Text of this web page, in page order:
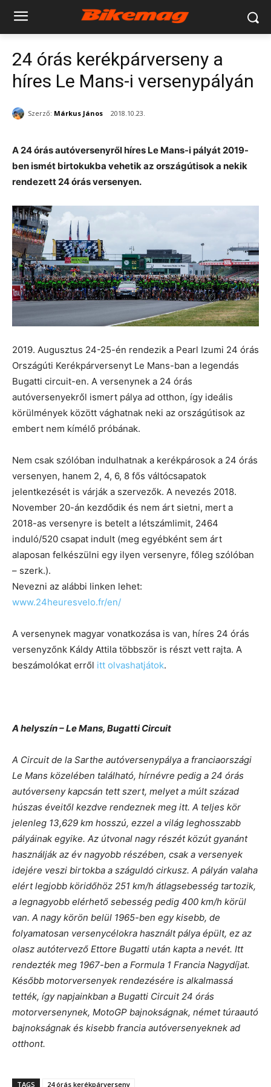
24 órás kerékpárverseny a
híres Le Mans-i versenypályán
Szerző: Márkus János 2018.10.23.
A 24 órás autóversenyről híres Le Mans-i pályát 2019-
ben ismét birtokukba vehetik az országútisok a nekik
rendezett 24 órás versenyen.
2019. Augusztus 24-25-én rendezik a Pearl Izumi 24 órás
Országúti Kerékpárversenyt Le Mans-ban a legendás
Bugatti circuit-en. A versenynek a 24 órás
autóversenyekről ismert pálya ad otthon, így ideális
körülmények között vághatnak neki az országútisok az
embert nem kímélő próbának.
Nem csak szólóban indulhatnak a kerékpárosok a 24 órás
versenyen, hanem 2, 4, 6, 8 fős váltócsapatok
jelentkezését is várják a szervezők. A nevezés 2018.
November 20-án kezdődik és nem árt sietni, mert a
2018-as versenyre is betelt a létszámlimit, 2464
induló/520 csapat indult (meg egyébként sem árt
alaposan felkészülni egy ilyen versenyre, főleg szólóban
– szerk.).
Nevezni az alábbi linken lehet:
www.24heuresvelo.fr/en/
A versenynek magyar vonatkozása is van, híres 24 órás
versenyzőnk Káldy Attila többször is részt vett rajta. A
beszámolókat erről itt olvashatjátok.
A helyszín – Le Mans, Bugatti Circuit
A Circuit de la Sarthe autóversenypálya a franciaországi
Le Mans közelében található, hírnévre pedig a 24 órás
autóverseny kapcsán tett szert, melyet a múlt század
húszas éveitől kezdve rendeznek meg itt. A teljes kör
jelenleg 13,629 km hosszú, ezzel a világ leghosszabb
pályáinak egyike. Az útvonal nagy részét közút gyanánt
használják az év nagyobb részében, csak a versenyek
idejére veszi birtokba a száguldó cirkusz. A pályán valaha
elért legjobb köridőhöz 251 km/h átlagsebesség tartozik,
a legnagyobb elérhető sebesség pedig 400 km/h körül
van. A nagy körön belül 1965-ben egy kisebb, de
folyamatosan versenycélokra használt pálya épült, ez az
olasz autótervező Ettore Bugatti után kapta a nevét. Itt
rendezték meg 1967-ben a Formula 1 Francia Nagydíjat.
Később motorversenyek rendezésére is alkalmassá
tették, így napjainkban a Bugatti Circuit 24 órás
motorversenynek, MotoGP bajnokságnak, német túraautó
bajnokságnak és kisebb francia autóversenyeknek ad
otthont.
TAGS 24 órás kerékpárverseny